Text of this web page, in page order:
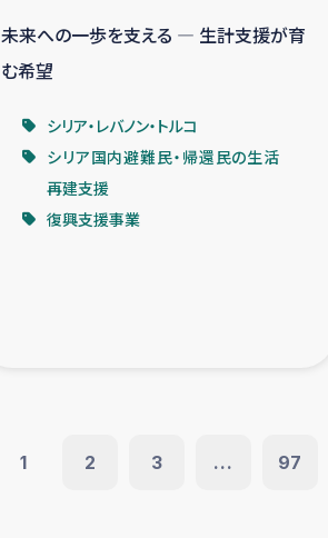
未来への一歩を支える ― 生計支援が育
む希望
シリア・レバノン・トルコ
シリア国内避難民・帰還民の生活
再建支援
復興支援事業
1 2 3 ... 97